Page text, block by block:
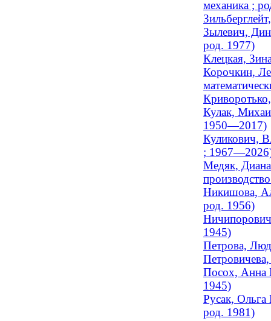
механика ;
Зылевич,
род. 1977)
Клецкая,
Корочкин,
Кулак,
1950—2017)
Куликович,
;
Медяк, Диана
Никишова,
род. 1956)
1945)
Петрова,
Посох, Анна
1945)
Русак, Ольга
род. 1981)